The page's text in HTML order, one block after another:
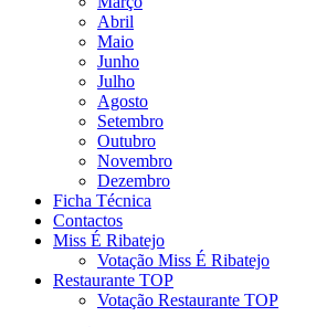
Abril
Maio
Junho
Julho
Agosto
Setembro
Outubro
Novembro
Dezembro
Ficha Técnica
Contactos
Miss É Ribatejo
Votação Miss É Ribatejo
Restaurante TOP
Votação Restaurante TOP